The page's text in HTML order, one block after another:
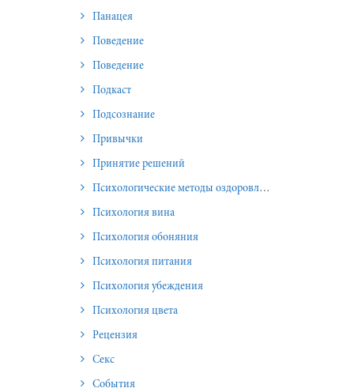
Панацея
Поведение
Поведение
Подкаст
Подсознание
Привычки
Принятие решений
Психологические методы оздоровления и омоложения
Психология вина
Психология обоняния
Психология питания
Психология убеждения
Психология цвета
Рецензия
Секс
События